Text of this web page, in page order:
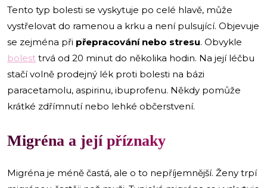
Tento typ bolesti se vyskytuje po celé hlavě, může
vystřelovat do ramenou a krku a není pulsující. Objevuje
se zejména při přepracování nebo stresu. Obvykle
bolest trvá od 20 minut do několika hodin. Na její léčbu
stačí volně prodejný lék proti bolesti na bázi
paracetamolu, aspirinu, ibuprofenu. Někdy pomůže
krátké zdřímnutí nebo lehké občerstvení.
Migréna a její příznaky
Migréna je méně častá, ale o to nepříjemnější. Ženy trpí